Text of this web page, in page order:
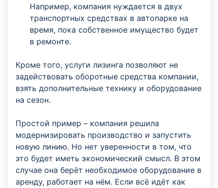
Например, компания нуждается в двух
транспортных средствах в автопарке на
время, пока собственное имущество будет
в ремонте.
Кроме того, услуги лизинга позволяют не
задействовать оборотные средства компании,
взять дополнительные технику и оборудование
на сезон.
Простой пример – компания решила
модернизировать производство и запустить
новую линию. Но нет уверенности в том, что
это будет иметь экономический смысл. В этом
случае она берёт необходимое оборудование в
аренду, работает на нём. Если всё идёт как